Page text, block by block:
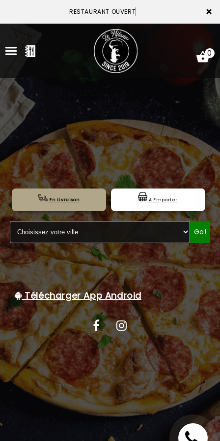
×
RESTAURANT OUVERT
ACCUEIL
LA CARTE
VOTRE COMPTE
NOTRE RESTAURANT
VOS AVIS
MENTIONS LÉGALES
C.G.V
0
En Livraison A Emporter
Go!
Télécharger App Android